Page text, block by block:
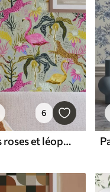
6
Papier peint Flamants roses et léopards parmi les plantes tropicales